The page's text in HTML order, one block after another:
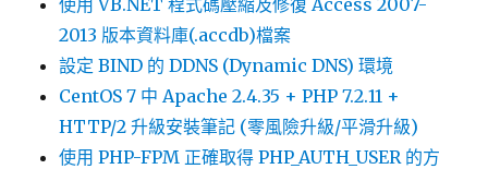
2013 版本資料庫(.accdb)檔案
設定 BIND 的 DDNS (Dynamic DNS) 環境
CentOS 7 中 Apache 2.4.35 + PHP 7.2.11 +
HTTP/2 升級安裝筆記 (零風險升級/平滑升級)
使用 PHP-FPM 正確取得 PHP_AUTH_USER 的方